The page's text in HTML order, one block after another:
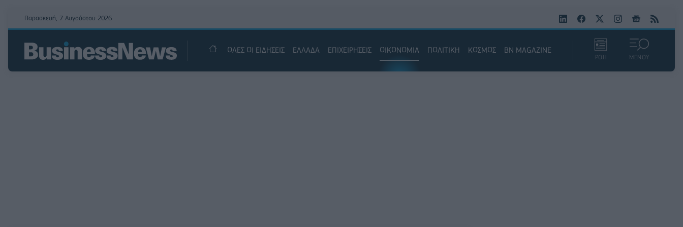
Παρασκευή, 7 Αυγούστου 2026
ΟΛΕΣ ΟΙ ΕΙΔΗΣΕΙΣ ΕΛΛΑΔΑ ΕΠΙΧΕΙΡΗΣΕΙΣ ΟΙΚΟΝΟΜΙΑ ΠΟΛΙΤΙΚΗ ΚΟΣΜΟΣ BN MAGAZINE
ΡΟΗ ΜΕΝΟΥ